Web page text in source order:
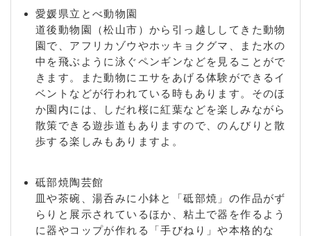
愛媛県立とべ動物園
道後動物園（松山市）から引っ越ししてきた動物
園で、アフリカゾウやホッキョクグマ、また水の
中を飛ぶように泳ぐペンギンなどを見ることがで
きます。また動物にエサをあげる体験ができるイ
ベントなどが行われている時もあります。そのほ
か園内には、しだれ桜に紅葉などを楽しみながら
散策できる遊歩道もありますので、のんびりと散
歩する楽しみもありますよ。
砥部焼陶芸館
皿や茶碗、湯呑みに小鉢と「砥部焼」の作品がず
らりと展示されているほか、粘土で器を作るよう
に器やコップが作れる「手びねり」や本格的な